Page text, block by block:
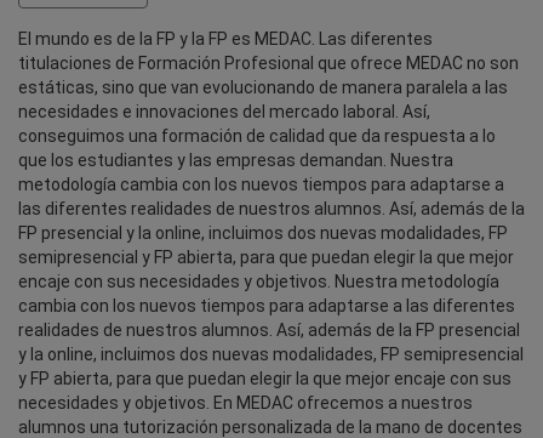
El mundo es de la FP y la FP es MEDAC. Las diferentes
titulaciones de Formación Profesional que ofrece MEDAC no son
estáticas, sino que van evolucionando de manera paralela a las
necesidades e innovaciones del mercado laboral. Así,
conseguimos una formación de calidad que da respuesta a lo
que los estudiantes y las empresas demandan. Nuestra
metodología cambia con los nuevos tiempos para adaptarse a
las diferentes realidades de nuestros alumnos. Así, además de la
FP presencial y la online, incluimos dos nuevas modalidades, FP
semipresencial y FP abierta, para que puedan elegir la que mejor
encaje con sus necesidades y objetivos. Nuestra metodología
cambia con los nuevos tiempos para adaptarse a las diferentes
realidades de nuestros alumnos. Así, además de la FP presencial
y la online, incluimos dos nuevas modalidades, FP semipresencial
y FP abierta, para que puedan elegir la que mejor encaje con sus
necesidades y objetivos. En MEDAC ofrecemos a nuestros
alumnos una tutorización personalizada de la mano de docentes